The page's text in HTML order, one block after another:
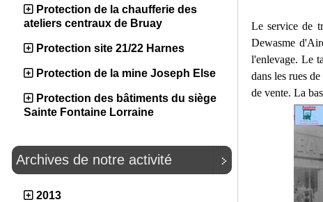
Protection de la chaufferie des
ateliers centraux de Bruay
Protection site 21/22 Harnes
Protection de la mine Joseph Else
Protection des bâtiments du siège
Sainte Fontaine Lorraine
Archives de notre activité
2013
Le service de
Dewasme
l'enlevage. Le
dans les rues
de vente. La